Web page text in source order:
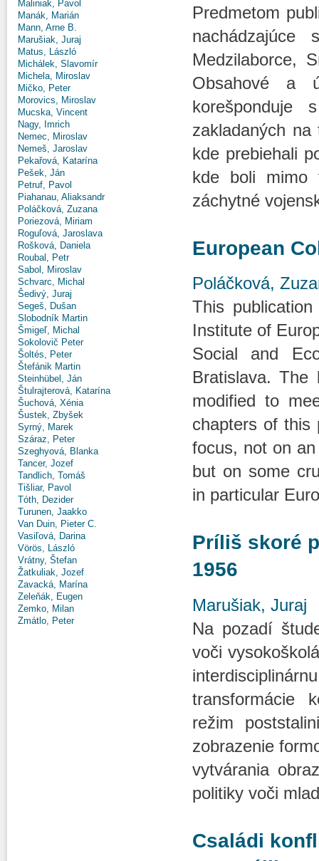
Maliniak, Pavol
Manák, Marián
Mann, Arne B.
Marušiak, Juraj
Matus, László
Michálek, Slavomír
Michela, Miroslav
Mičko, Peter
Morovics, Miroslav
Mucska, Vincent
Nagy, Imrich
Nemec, Miroslav
Nemeš, Jaroslav
Pekařová, Katarína
Pešek, Ján
Petruf, Pavol
Piahanau, Aliaksandr
Poláčková, Zuzana
Poriezová, Miriam
Roguľová, Jaroslava
Rošková, Daniela
Roubal, Petr
Sabol, Miroslav
Schvarc, Michal
Šedivý, Juraj
Segeš, Dušan
Slobodník Martin
Šmigeľ, Michal
Sokolovič Peter
Šoltés, Peter
Štefánik Martin
Steinhübel, Ján
Štulrajterová, Katarína
Šuchová, Xénia
Šustek, Zbyšek
Syrný, Marek
Száraz, Peter
Szeghyová, Blanka
Tancer, Jozef
Tandlich, Tomáš
Tišliar, Pavol
Tóth, Dezider
Turunen, Jaakko
Van Duin, Pieter C.
Vasiľová, Darina
Vörös, László
Vrátny, Štefan
Žatkuliak, Jozef
Zavacká, Marína
Zeleňák, Eugen
Zemko, Milan
Zmátlo, Peter
Predmetom
Medzilaborce,
Obsahové a
korešponduje
zakladaných
kde prebiehali
kde boli mimo
záchytné
European
Poláčková,
This
Institute of
Social and
Bratislava.
modified to
chapters of this
focus, not on
but on some
in particular
Príliš skoré
1956
Marušiak, Juraj
Na pozadí
voči
transformácie
režim
zobrazenie
vytvárania
politiky voči
Családi